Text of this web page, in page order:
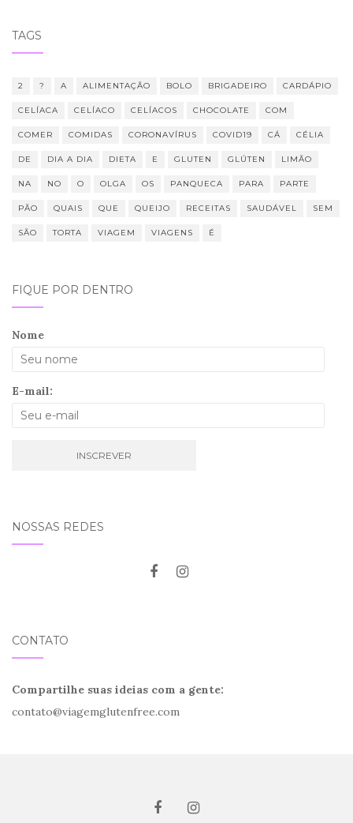
TAGS
2 ? A ALIMENTAÇÃO BOLO BRIGADEIRO CARDÁPIO
CELÍACA CELÍACO CELÍACOS CHOCOLATE COM
COMER COMIDAS CORONAVÍRUS COVID19 CÁ CÉLIA
DE DIA A DIA DIETA E GLUTEN GLÚTEN LIMÃO
NA NO O OLGA OS PANQUECA PARA PARTE
PÃO QUAIS QUE QUEIJO RECEITAS SAUDÁVEL SEM
SÃO TORTA VIAGEM VIAGENS É
FIQUE POR DENTRO
Nome
E-mail:
NOSSAS REDES
CONTATO
Compartilhe suas ideias com a gente:
contato@viagemglutenfree.com